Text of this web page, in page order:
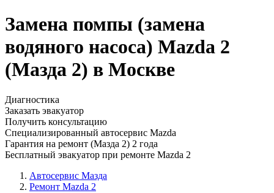
Замена помпы (замена
водяного насоса) Mazda 2
(Мазда 2) в Москве
Диагностика
Заказать эвакуатор
Получить консультацию
Специализированный автосервис Mazda
Гарантия на ремонт (Мазда 2) 2 года
Бесплатный эвакуатор при ремонте Mazda 2
Автосервис Мазда
Ремонт Mazda 2